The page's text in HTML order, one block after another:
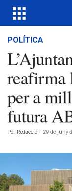
POLÍTICA
reafirma
per a
futura
Por Redacció - 29 de juny